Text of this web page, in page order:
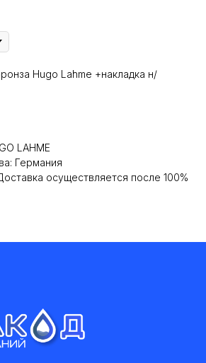
Hugo Lahme +накладка н/
LAHME
Германия
осуществляется после 100%